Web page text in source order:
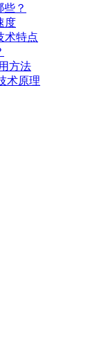
？
度
术特点
方法
术原理